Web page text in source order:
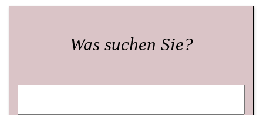
Was suchen Sie?